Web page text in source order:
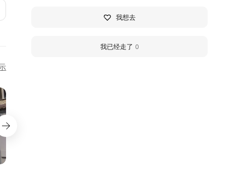
我想去
我已经走了 0